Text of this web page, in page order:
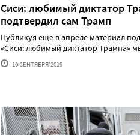
Сиси: любимый диктатор
подтвердил сам Трамп
Публикуя еще в апреле материал
«Сиси: любимый диктатор Трампа»
16 СЕНТЯБРЯ'2019